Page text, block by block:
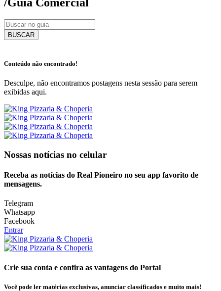
BUSCAR
Conteúdo não encontrado!
Desculpe, não encontramos postagens nesta sessão para serem
exibidas aqui.
Nossas notícias no celular
Receba as notícias do Real Pioneiro no seu app favorito de
mensagens.
Telegram
Whatsapp
Facebook
Entrar
Crie sua conta e confira as vantagens do Portal
Você pode ler matérias exclusivas, anunciar classificados e muito mais!